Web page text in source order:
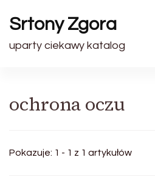
Srtony Zgora
uparty ciekawy katalog
ochrona oczu
Pokazuje: 1 - 1 z 1 artykułów